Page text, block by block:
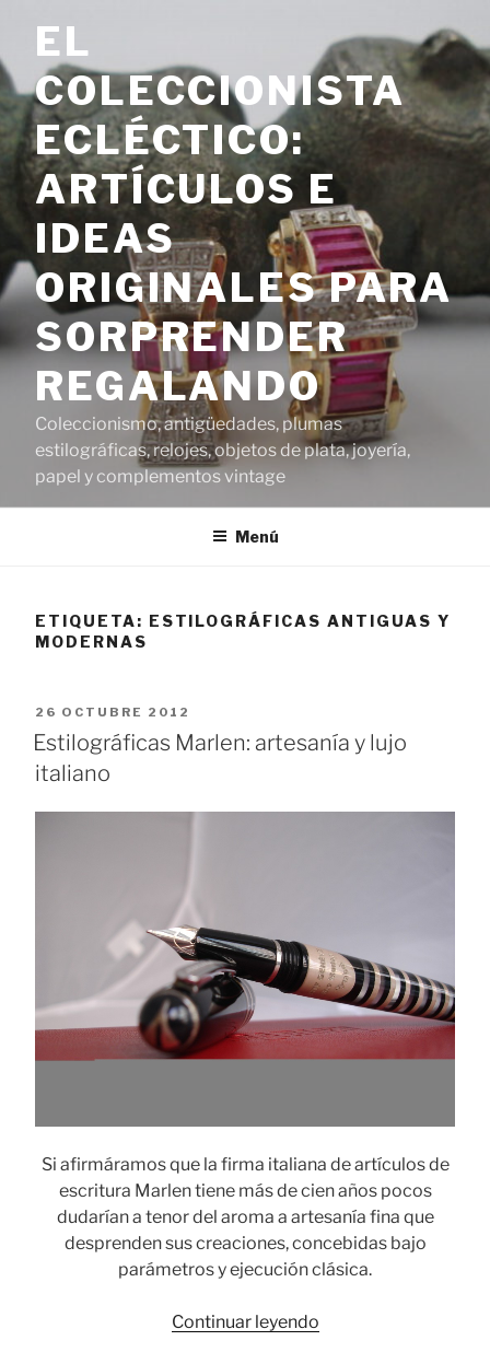
contenido
EL
COLECCIONISTA
ECLÉCTICO:
ARTÍCULOS E
IDEAS
ORIGINALES PARA
SORPRENDER
REGALANDO
Coleccionismo, antigüedades, plumas
estilográficas, relojes, objetos de plata, joyería,
papel y complementos vintage
Menú
ETIQUETA: ESTILOGRÁFICAS ANTIGUAS Y
MODERNAS
PUBLICADO
EL
26 OCTUBRE 2012
Estilográficas Marlen: artesanía y lujo
italiano
Si afirmáramos que la firma italiana de artículos de
escritura Marlen tiene más de cien años pocos
dudarían a tenor del aroma a artesanía fina que
desprenden sus creaciones, concebidas bajo
parámetros y ejecución clásica.
Continuar leyendo«Estilográficas